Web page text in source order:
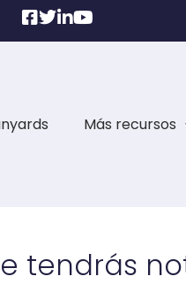
Más recursos
tendrás